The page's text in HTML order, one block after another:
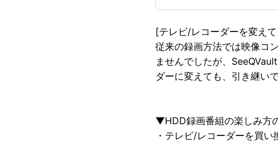
[テレビ/レコーダーを変え
従来の録画方法では映像コ
ませんでしたが、
ダーに変えても、引き継い
▼HDD録画番組の楽しみ方
・テレビ/レコーダーを買